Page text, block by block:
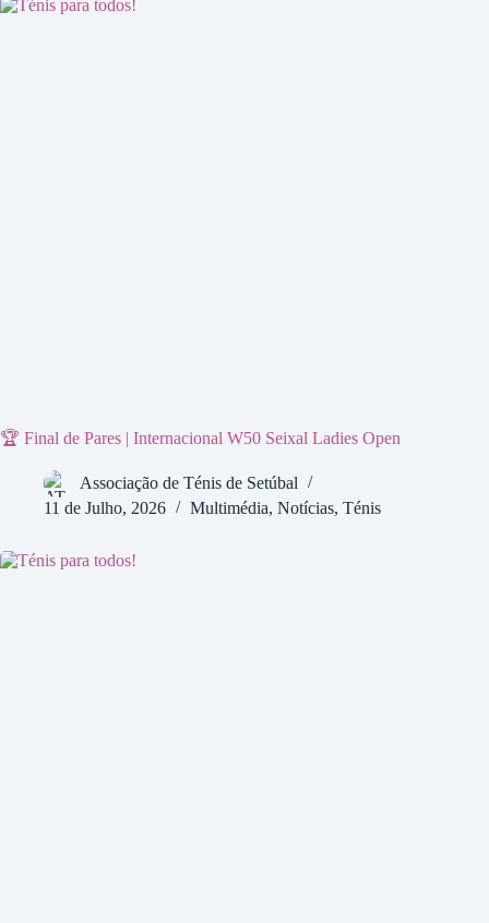
🏆 Final de Pares | Internacional W50 Seixal Ladies Open
Associação de Ténis de Setúbal
11 de Julho, 2026
Multimédia, Notícias, Ténis